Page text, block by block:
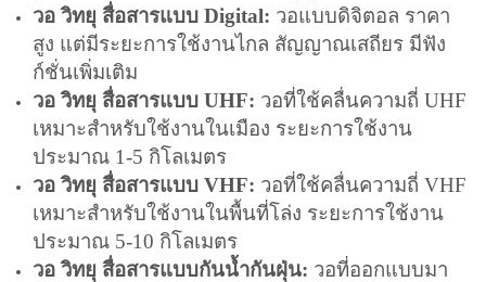
วอ วิทยุ สื่อสารแบบ Digital: วอแบบดิจิตอล ราคา
สูง แต่มีระยะการใช้งานไกล สัญญาณเสถียร มีฟัง
ก์ชั่นเพิ่มเติม
วอ วิทยุ สื่อสารแบบ UHF: วอที่ใช้คลื่นความถี่ UHF
เหมาะสำหรับใช้งานในเมือง ระยะการใช้งาน
ประมาณ 1-5 กิโลเมตร
วอ วิทยุ สื่อสารแบบ VHF: วอที่ใช้คลื่นความถี่ VHF
เหมาะสำหรับใช้งานในพื้นที่โล่ง ระยะการใช้งาน
ประมาณ 5-10 กิโลเมตร
วอ วิทยุ สื่อสารแบบกันน้ำกันฝุ่น: วอที่ออกแบบมา